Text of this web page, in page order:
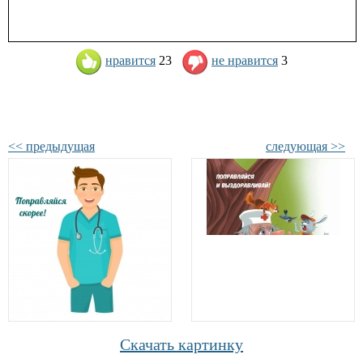
нравится 23 не нравится 3
<< предыдущая следующая >>
Скачать картинку